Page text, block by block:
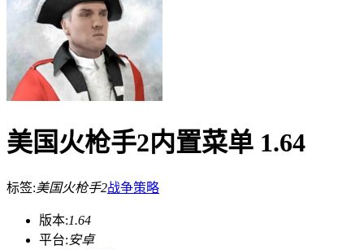
美国火枪手2内置菜单 1.64
标签:美国火枪手2战争策略
版本:1.64
平台:安卓